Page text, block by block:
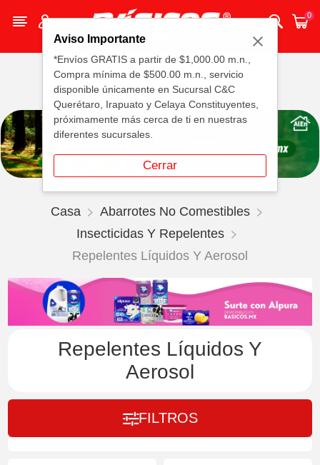
Aviso Importante
*Envíos GRATIS a partir de $1,000.00 m.n.,
Compra mínima de $500.00 m.n., servicio
disponible únicamente en Sucursal C&C
Querétaro, Irapuato y Celaya Constituyentes,
próximamente más cerca de ti en nuestras
diferentes sucursales.
Cerrar
0
Casa
Abarrotes No Comestibles
Insecticidas Y Repelentes
Repelentes Líquidos Y Aerosol
Repelentes Líquidos Y
Aerosol
FILTROS